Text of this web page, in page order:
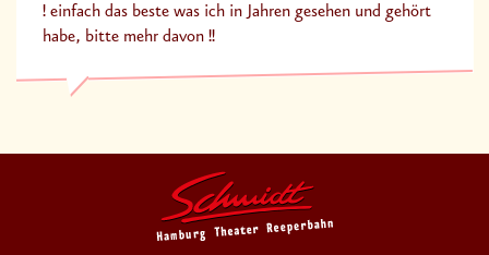
! einfach das beste was ich in Jahren gesehen und gehört
habe, bitte mehr davon !!